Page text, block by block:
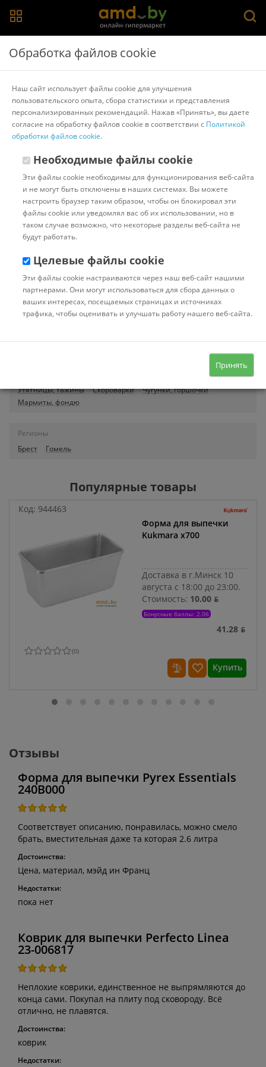
Главная > Каталог товаров Формы для выпечки, противни
Сортировать: Популярные
Код:7466961 В наличии
Iron LT 1304
Доставка в г.Минск 06 августа
с 18:00 до 23:00.Стоимость:
10.00 ƃ
Купить
Показано с 1 по 1 из 1 (всего 1 страниц)
Контейнер для хранения
Пароварки, мантоварки
Утятницы, тажины
Скороварки
Чугунки, горшочки
Мармиты, фондю
Регионы
Брест
Гомель
Популярные товары
Код: 944463
Форма для выпечки
Kukmara х700
Доставка в г.Минск 10
августа с 18:00 до 23:00.
Стоимость: 10.00 ƃ
Бонусные баллы: 2.06
41.28 ƃ
(0)
Купить
Отзывы
Форма для выпечки Pyrex Essentials
240B000
Соответствует описанию, понравилась, можно смело
брать, вместительная даже та которая 2.6 литра
Достоинства:
Цена, материал, мэйд ин Франц
Недостатки:
пока нет
Коврик для выпечки Perfecto Linea
23-006817
Неплохие коврики, единственное не выпрямляются до
конца сами. Покупал на плиту под сковороду. Всё
отлично, не плавятся.
Достоинства:
коврик
Недостатки:
Обработка файлов cookie
Наш сайт использует файлы cookie для улучшения
пользовательского опыта, сбора статистики и представления
персонализированных рекомендаций. Нажав «Принять», вы даете
согласие на обработку файлов cookie в соответствии с Политикой
обработки файлов cookie.
Необходимые файлы cookie
Эти файлы cookie необходимы для функционирования веб-сайта
и не могут быть отключены в наших системах. Вы можете
настроить браузер таким образом, чтобы он блокировал эти
файлы cookie или уведомлял вас об их использовании, но в
таком случае возможно, что некоторые разделы веб-сайта не
будут работать.
Целевые файлы cookie
Эти файлы cookie настраиваются через наш веб-сайт нашими
партнерами. Они могут использоваться для сбора данных о
ваших интересах, посещаемых страницах и источниках
трафика, чтобы оценивать и улучшать работу нашего веб-сайта.
Принять